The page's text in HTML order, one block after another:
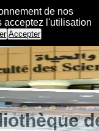
de nos
acceptez l'utilisation
Accepter